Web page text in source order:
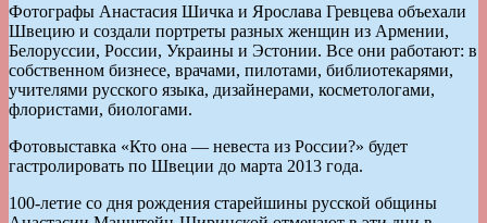
Фотографы Анастасия Шичка и Ярослава Гревцева объехали
Швецию и создали портреты разных женщин из Армении,
Белоруссии, России, Украины и Эстонии. Все они работают: в
собственном бизнесе, врачами, пилотами, библиотекарями,
учителями русского языка, дизайнерами, косметологами,
флористами, биологами.
Фотовыставка «Кто она — невеста из России?» будет
гастролировать по Швеции до марта 2013 года.
100-летие со дня рождения старейшины русской общины